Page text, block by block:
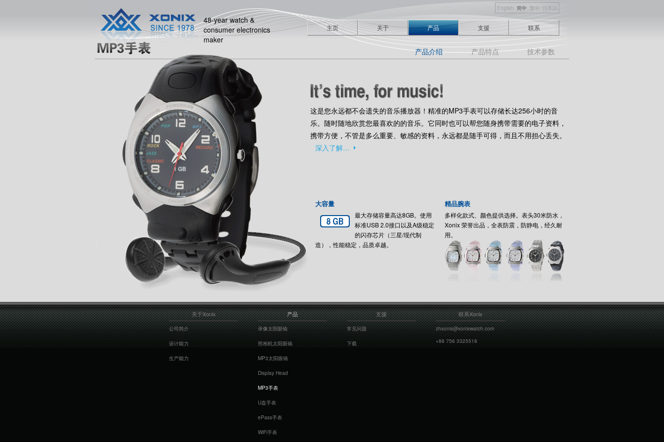
48-year watch &
consumer electronics
maker
主页 关于 产品 支援 联系
English 简中 繁中 日本語
产品介绍 产品特点 技术参数
这是您永远都不会遗失的音乐播放器！精准的MP3手表可以存储长达256小时的音
乐。随时随地欣赏您最喜欢的的音乐。它同时也可以帮您随身携带需要的电子资料，
携带方便，不管是多么重要、敏感的资料，永远都是随手可得，而且不用担心丢失。
深入了解…
大容量
最大存储容量高达8GB。使用
标准USB 2.0接口以及A级稳定
的闪存芯片（三星/现代制
造），性能稳定，品质卓越。
精品腕表
多样化款式、颜色提供选择。表头30米防水，
Xonix 荣誉出品，全表防震，防静电，经久耐
用。
关于Xonix
公司简介
设计能力
生产能力
产品
录像太阳眼镜
照相机太阳眼镜
MP3太阳眼镜
Display Head
MP3手表
U盘手表
ePass手表
WiFi手表
支援
常见问题
下载
联系Xonix
zhxonix@xonixwatch.com
+86 756 3325518